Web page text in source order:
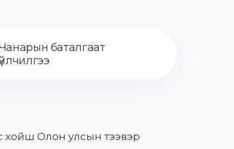
баталгаат
Олон улсын тээвэр